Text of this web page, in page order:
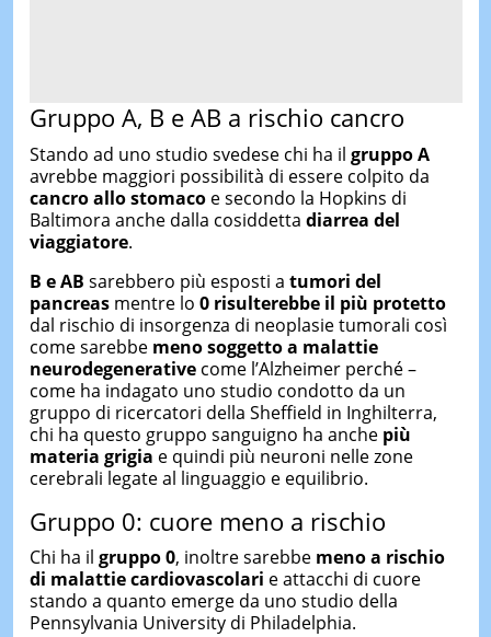
Gruppo A, B e AB a rischio cancro
Stando ad uno studio svedese chi ha il gruppo A
avrebbe maggiori possibilità di essere colpito da
cancro allo stomacoe secondo la Hopkins di
Baltimora anche dalla cosiddetta diarrea del
viaggiatore.
B e AB sarebbero più esposti a tumori del
pancreasmentre lo 0 risulterebbe il più protetto
dal rischio di insorgenza di neoplasie tumorali così
come sarebbe meno soggetto a malattie
neurodegenerativecome l’Alzheimer perché –
come ha indagato uno studio condotto da un
gruppo di ricercatori della Sheffield in Inghilterra,
chi ha questo gruppo sanguigno ha anche più
materia grigia e quindi più neuroni nelle zone
cerebrali legate al linguaggio e equilibrio.
Gruppo 0: cuore meno a rischio
Chi ha il gruppo 0, inoltre sarebbemeno a rischio
di malattie cardiovascolari e attacchi di cuore
stando a quanto emerge da uno studio della
Pennsylvania University di Philadelphia.